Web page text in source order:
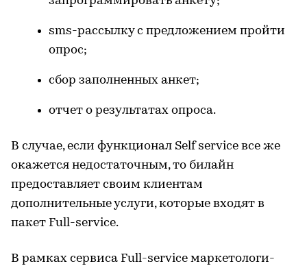
sms-рассылку с предложением пройти
опрос;
сбор заполненных анкет;
отчет о результатах опроса.
В случае, если функционал Self service все же
окажется недостаточным, то билайн
предоставляет своим клиентам
дополнительные услуги, которые входят в
пакет Full-service.
В рамках сервиса Full-service маркетологи-